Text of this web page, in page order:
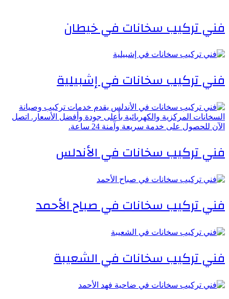
فني تركيب سخانات في خيطان
فني تركيب سخانات في إشبيلية
فني تركيب سخانات في الأندلس
فني تركيب سخانات في صباح الأحمد
فني تركيب سخانات في الشعيبة